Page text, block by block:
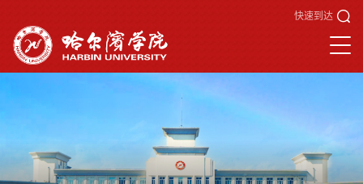
快速到达